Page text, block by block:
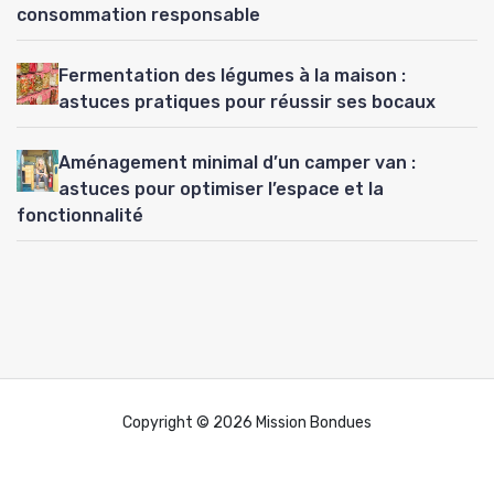
consommation responsable
Fermentation des légumes à la maison :
astuces pratiques pour réussir ses bocaux
Aménagement minimal d’un camper van :
astuces pour optimiser l’espace et la
fonctionnalité
Copyright © 2026 Mission Bondues